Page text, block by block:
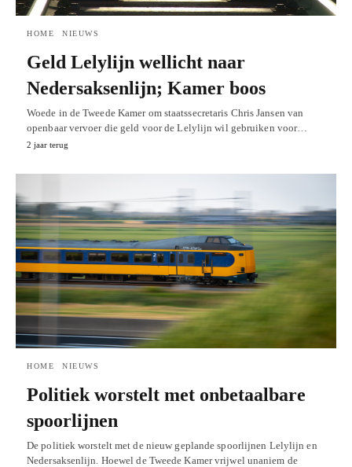
HOME NIEUWS
Geld Lelylijn wellicht naar
Nedersaksenlijn; Kamer boos
Woede in de Tweede Kamer om staatssecretaris Chris Jansen van
openbaar vervoer die geld voor de Lelylijn wil gebruiken voor…
2 jaar terug
HOME NIEUWS
Politiek worstelt met onbetaalbare
spoorlijnen
De politiek worstelt met de nieuw geplande spoorlijnen Lelylijn en
Nedersaksenlijn. Hoewel de Tweede Kamer vrijwel unaniem de